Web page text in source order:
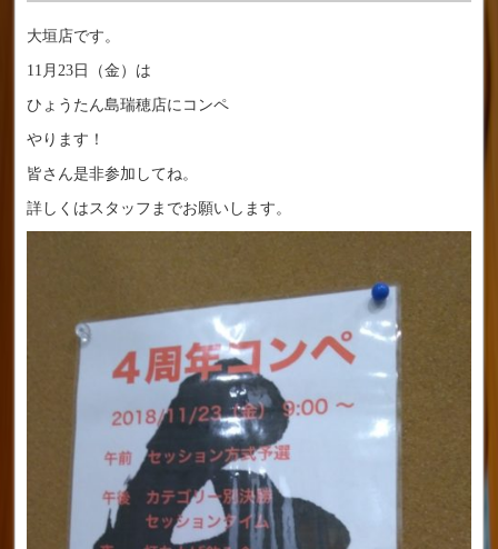
大垣店です。
11月23日（金）は
ひょうたん島瑞穂店にコンペ
やります！
皆さん是非参加してね。
詳しくはスタッフまでお願いします。